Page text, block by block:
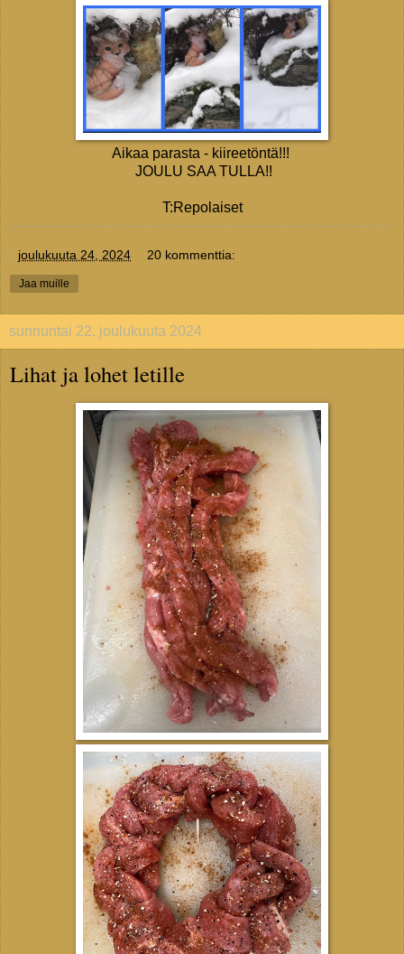
Aikaa parasta - kiireetöntä!!!
JOULU SAA TULLA!!
T:Repolaiset
- joulukuuta 24, 2024 20 kommenttia:
Jaa muille
sunnuntai 22. joulukuuta 2024
Lihat ja lohet letille